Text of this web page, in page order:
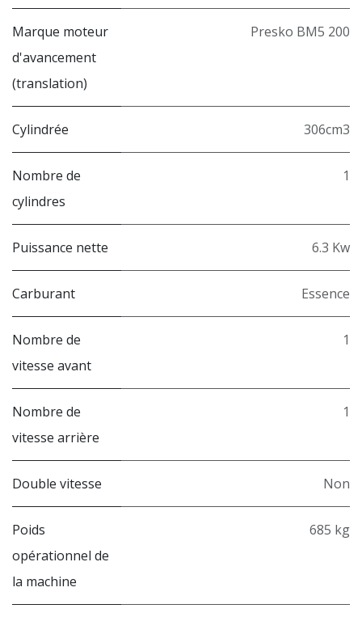
Marque moteur
d'avancement
(translation)
Presko BM5 200
Cylindrée 306cm3
Nombre de
cylindres
1
Puissance nette 6.3 Kw
Carburant Essence
Nombre de
vitesse avant
1
Nombre de
vitesse arrière
1
Double vitesse Non
Poids
opérationnel de
la machine
685 kg